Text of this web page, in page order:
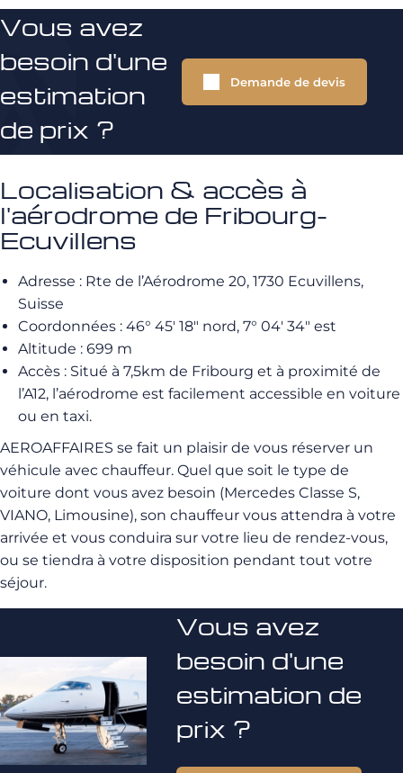
Vous avez
besoin d'une
estimation
de prix ?
Demande de devis
Localisation & accès à
l'aérodrome de Fribourg-
Ecuvillens
Adresse : Rte de l’Aérodrome 20, 1730 Ecuvillens,
Suisse
Coordonnées : 46° 45′ 18″ nord, 7° 04′ 34″ est
Altitude : 699 m
Accès : Situé à 7,5km de Fribourg et à proximité de
l’A12, l’aérodrome est facilement accessible en voiture
ou en taxi.
AEROAFFAIRES se fait un plaisir de vous réserver un
véhicule avec chauffeur. Quel que soit le type de
voiture dont vous avez besoin (Mercedes Classe S,
VIANO, Limousine), son chauffeur vous attendra à votre
arrivée et vous conduira sur votre lieu de rendez-vous,
ou se tiendra à votre disposition pendant tout votre
séjour.
Vous avez
besoin d'une
estimation de
prix ?